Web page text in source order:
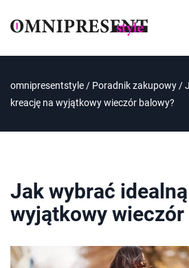
omnipresentstyle / Poradnik zakupowy /
kreację na wyjątkowy wieczór balowy?
Jak wybrać
wyjątkowy wieczór